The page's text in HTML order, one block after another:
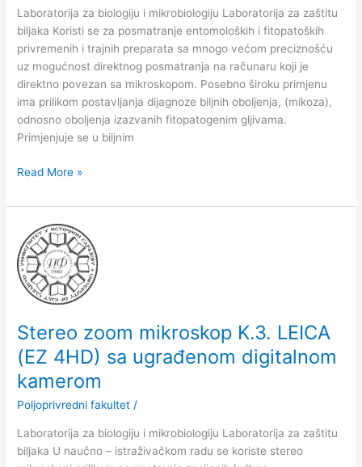
Laboratorija za biologiju i mikrobiologiju Laboratorija za zaštitu
biljaka Koristi se za posmatranje entomoloških i fitopatoških
privremenih i trajnih preparata sa mnogo većom preciznošću
uz mogućnost direktnog posmatranja na računaru koji je
direktno povezan sa mikroskopom. Posebno široku primjenu
ima prilikom postavljanja dijagnoze biljnih oboljenja, (mikoza),
odnosno oboljenja izazvanih fitopatogenim gljivama.
Primjenjuje se u biljnim
za
mikroskop
Read More »
Stereo zoom mikroskop K.3. LEICA
(EZ 4HD) sa ugrađenom digitalnom
kamerom
Poljoprivredni fakultet /
Laboratorija za biologiju i mikrobiologiju Laboratorija za zaštitu
biljaka U naučno – istraživačkom radu se koriste stereo
Stereo
zoom
mikroskop
K.3.
LEICA
4HD)
sa
ugrađenom
digitalnom
kamerom